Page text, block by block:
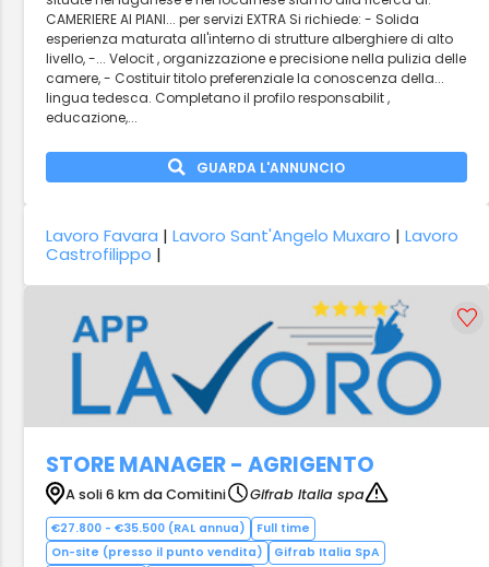
CAMERIERE AI PIANI... per servizi EXTRA Si richiede: - Solida
esperienza maturata all'interno di strutture alberghiere di alto
livello, -... Velocit , organizzazione e precisione nella pulizia delle
camere, - Costituir titolo preferenziale la conoscenza della...
lingua tedesca. Completano il profilo responsabilit ,
educazione,...
GUARDA L'ANNUNCIO
Lavoro Favara |Lavoro Sant'Angelo Muxaro |Lavoro
Castrofilippo |
STORE MANAGER - AGRIGENTO
A soli 6 km da Comitini Gifrab Italia spa
€27.800 - €35.500 (RAL annua)
Full time
On-site (presso il punto vendita)
Gifrab Italia SpA